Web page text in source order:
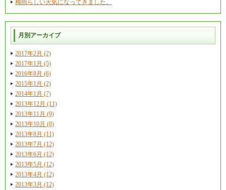
梅雨らしい天気になってきました。
月別アーカイブ
2017年2月 (2)
2017年1月 (5)
2016年8月 (6)
2015年1月 (2)
2014年1月 (7)
2013年12月 (11)
2013年11月 (9)
2013年10月 (8)
2013年8月 (11)
2013年7月 (12)
2013年6月 (12)
2013年5月 (12)
2013年4月 (12)
2013年3月 (12)